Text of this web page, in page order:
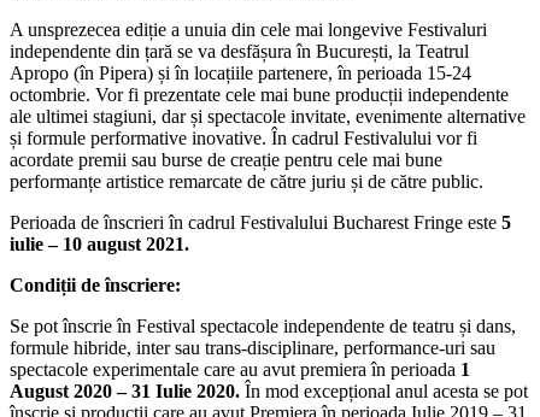
A unsprezecea ediție a unuia din cele mai longevive Festivaluri
independente din țară se va desfășura în București, la Teatrul
Apropo (în Pipera) și în locațiile partenere, în perioada 15-24
octombrie. Vor fi prezentate cele mai bune producții independente
ale ultimei stagiuni, dar și spectacole invitate, evenimente alternative
și formule performative inovative. În cadrul Festivalului vor fi
acordate premii sau burse de creație pentru cele mai bune
performanțe artistice remarcate de către juriu și de către public.
Perioada de înscrieri în cadrul Festivalului Bucharest Fringe este 5
iulie – 10 august 2021.
Condiții de înscriere:
Se pot înscrie în Festival spectacole independente de teatru și dans,
formule hibride, inter sau trans-disciplinare, performance-uri sau
spectacole experimentale care au avut premiera în perioada 1
August 2020 – 31 Iulie 2020. În mod excepțional anul acesta se pot
înscrie și producții care au avut Premiera în perioada Iulie 2019 – 31